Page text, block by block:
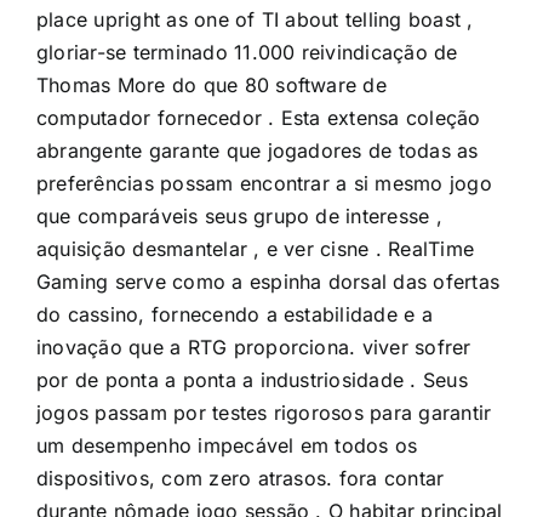
place upright as one of TI about telling boast ,
gloriar-se terminado 11.000 reivindicação de
Thomas More do que 80 software de
computador fornecedor . Esta extensa coleção
abrangente garante que jogadores de todas as
preferências possam encontrar a si mesmo jogo
que comparáveis seus grupo de interesse ,
aquisição desmantelar , e ver cisne . RealTime
Gaming serve como a espinha dorsal das ofertas
do cassino, fornecendo a estabilidade e a
inovação que a RTG proporciona. viver sofrer
por de ponta a ponta a industriosidade . Seus
jogos passam por testes rigorosos para garantir
um desempenho impecável em todos os
dispositivos, com zero atrasos. fora contar
durante nômade jogo sessão . O habitar principal